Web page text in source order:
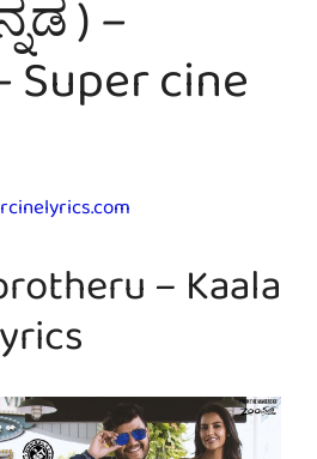
) –
cine
– Kaala